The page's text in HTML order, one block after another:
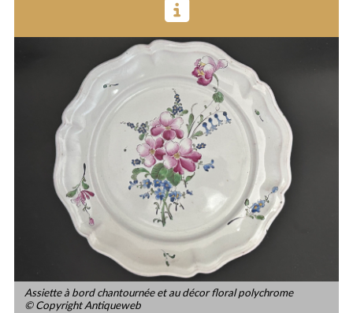
DE
CONFIDENTIALITÉ
MENTIONS
LÉGALES
Assiette à bord chantournée et au décor floral polychrome
© Copyright Antiqueweb